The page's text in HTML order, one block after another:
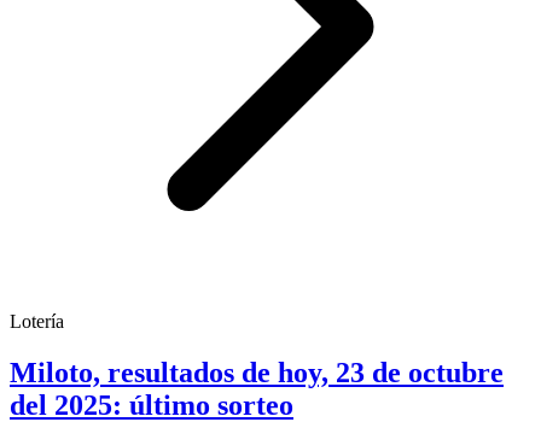
Lotería
Miloto, resultados de hoy, 23 de octubre
del 2025: último sorteo